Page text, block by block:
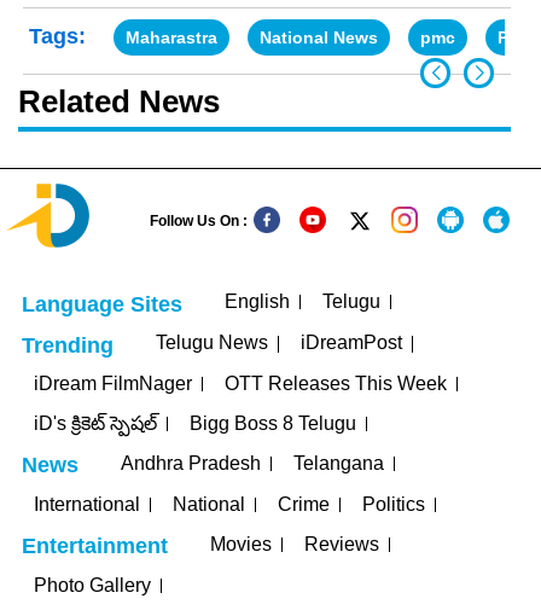
Tags: Maharastra National News pmc
Related News
Follow Us On :
Language Sites English Telugu
Trending Telugu News
iDreamPost
iDream FilmNager
OTT Releases This Week
iD's క్రికెట్ స్పెషల్
Bigg Boss 8 Telugu
News Andhra Pradesh
Telangana
International
National Crime Politics
Entertainment Movies
Reviews
Photo Gallery